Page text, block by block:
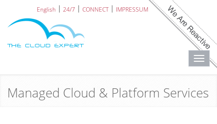
English 24/7 CONNECT IMPRESSUM
Managed Cloud & Platform Services